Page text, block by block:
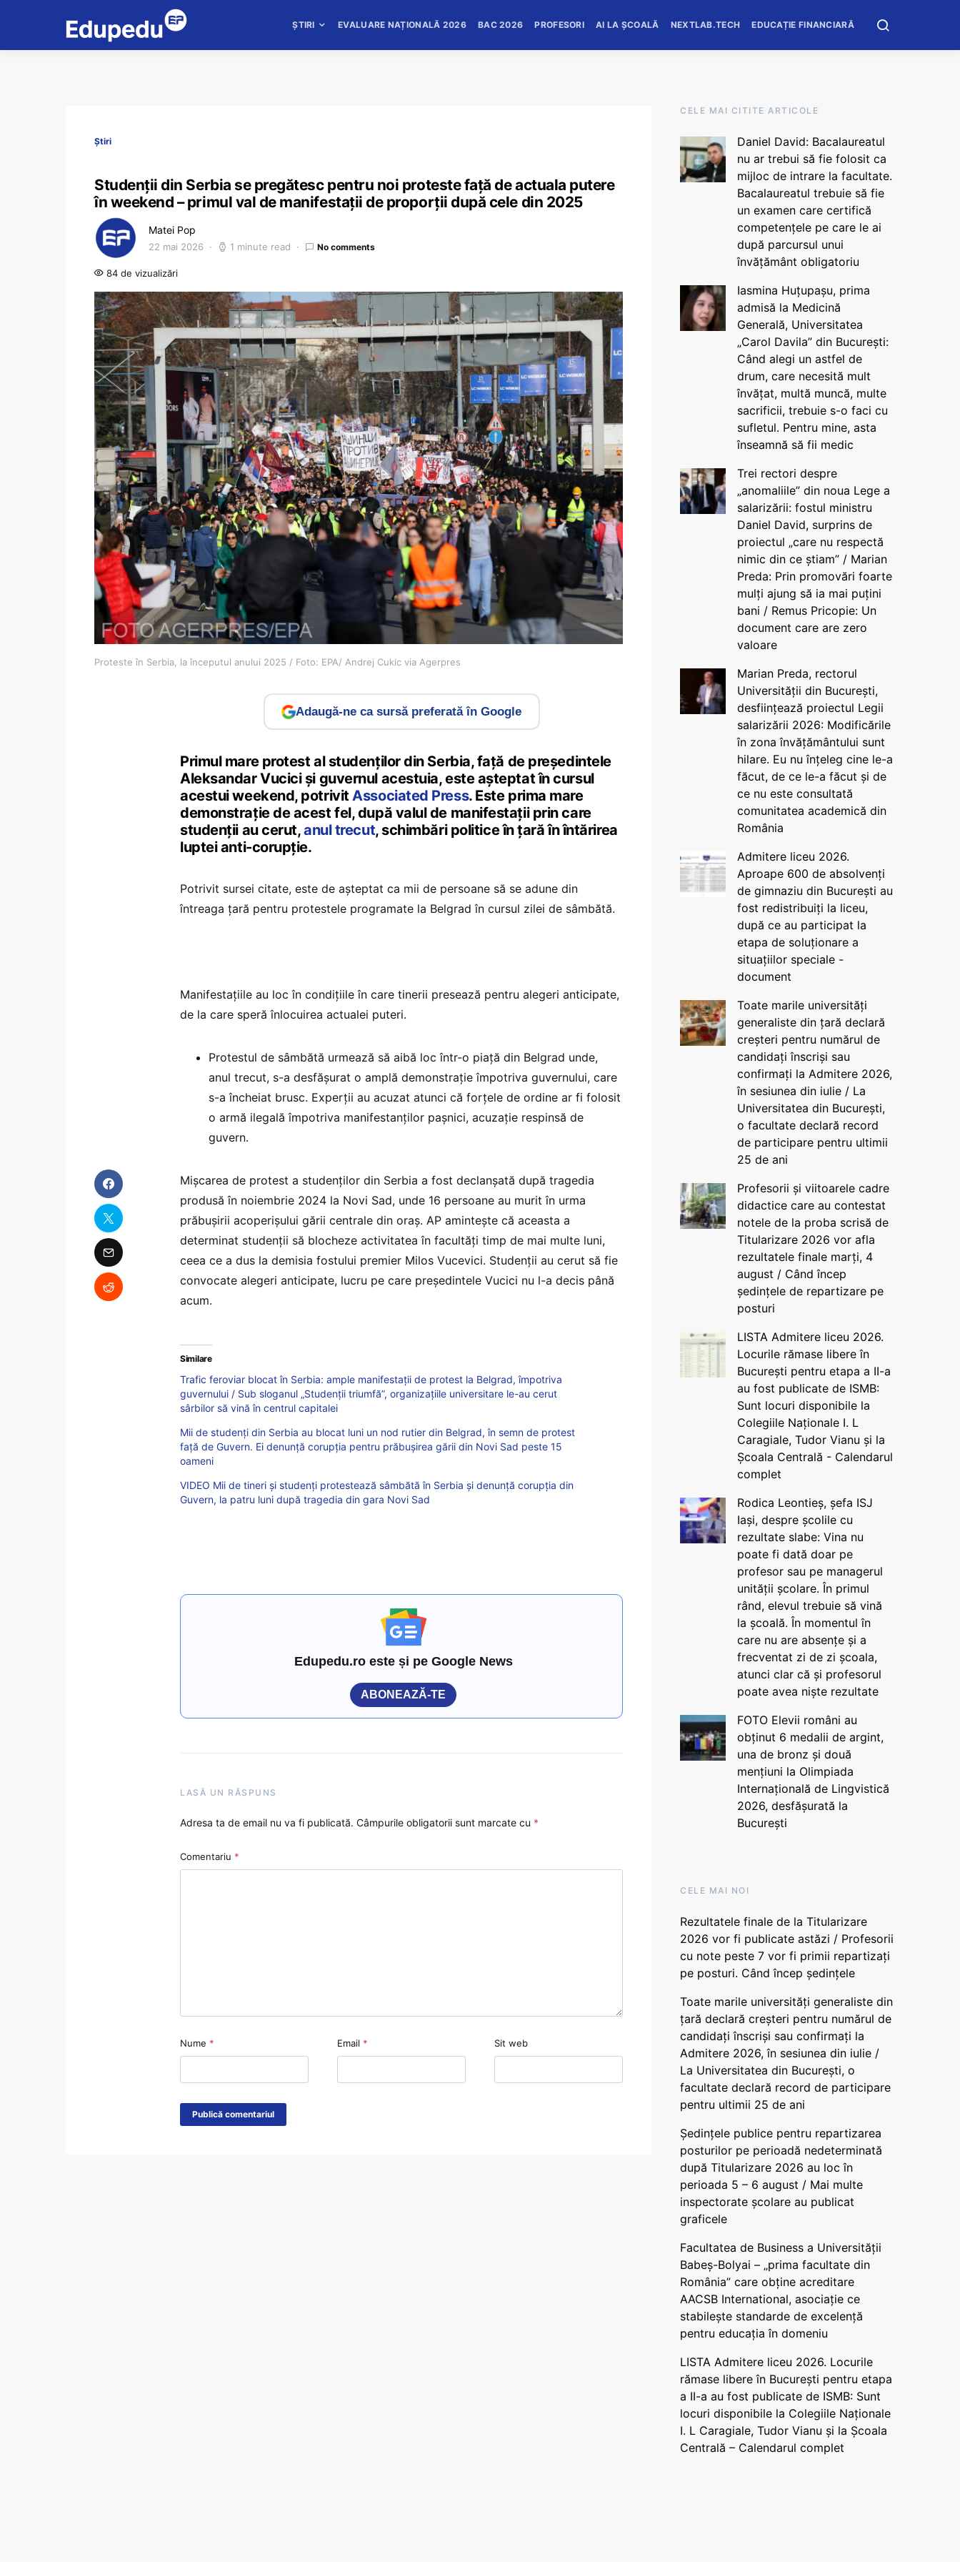
ȘTIRI EVALUARE NAȚIONALĂ 2026 BAC 2026 PROFESORI AI LA ȘCOALĂ NEXTLAB.TECH EDUCAȚIE FINANCIARĂ
Știri
Studenții din Serbia se pregătesc pentru noi proteste față de actuala putere
în weekend – primul val de manifestații de proporții după cele din 2025
Matei Pop
22 mai 2026 1 minute read No comments
84 de vizualizări
Proteste în Serbia, la începutul anului 2025 / Foto: EPA/ Andrej Cukic via Agerpres
Adaugă-ne ca sursă preferată în Google
Primul mare protest al studenților din Serbia, față de președintele
Aleksandar Vucici și guvernul acestuia, este așteptat în cursul
acestui weekend, potrivitAssociated Press. Este prima mare
demonstrație de acest fel, după valul de manifestații prin care
studenții au cerut,anul trecut, schimbări politice în țară în întărirea
luptei anti-corupție.
Potrivit sursei citate, este de așteptat ca mii de persoane să se adune din
întreaga țară pentru protestele programate la Belgrad în cursul zilei de sâmbătă.
Manifestațiile au loc în condițiile în care tinerii presează pentru alegeri anticipate,
de la care speră înlocuirea actualei puteri.
Protestul de sâmbătă urmează să aibă loc într-o piață din Belgrad unde,
anul trecut, s-a desfășurat o amplă demonstrație împotriva guvernului, care
s-a încheiat brusc. Experții au acuzat atunci că forțele de ordine ar fi folosit
o armă ilegală împotriva manifestanților pașnici, acuzație respinsă de
guvern.
Mișcarea de protest a studenților din Serbia a fost declanșată după tragedia
produsă în noiembrie 2024 la Novi Sad, unde 16 persoane au murit în urma
prăbușirii acoperișului gării centrale din oraș. AP amintește că aceasta a
determinat studenții să blocheze activitatea în facultăți timp de mai multe luni,
ceea ce a dus la demisia fostului premier Milos Vucevici. Studenții au cerut să fie
convocate alegeri anticipate, lucru pe care președintele Vucici nu l-a decis până
acum.
Similare
Trafic feroviar blocat în Serbia: ample manifestaţii de protest la Belgrad, împotriva
guvernului / Sub sloganul „Studenţii triumfă”, organizaţiile universitare le-au cerut
sârbilor să vină în centrul capitalei
Mii de studenți din Serbia au blocat luni un nod rutier din Belgrad, în semn de protest
față de Guvern. Ei denunță corupția pentru prăbușirea gării din Novi Sad peste 15
oameni
VIDEO Mii de tineri și studenți protestează sâmbătă în Serbia și denunță corupția din
Guvern, la patru luni după tragedia din gara Novi Sad
Edupedu.ro este și pe Google News
ABONEAZĂ-TE
LASĂ UN RĂSPUNS
Adresa ta de email nu va fi publicată. Câmpurile obligatorii sunt marcate cu *
Comentariu *
Nume * Email * Sit web
CELE MAI CITITE ARTICOLE
Daniel David: Bacalaureatul
nu ar trebui să fie folosit ca
mijloc de intrare la facultate.
Bacalaureatul trebuie să fie
un examen care certifică
competențele pe care le ai
după parcursul unui
învățământ obligatoriu
Iasmina Huțupașu, prima
admisă la Medicină
Generală, Universitatea
„Carol Davila” din București:
Când alegi un astfel de
drum, care necesită mult
învățat, multă muncă, multe
sacrificii, trebuie s-o faci cu
sufletul. Pentru mine, asta
înseamnă să fii medic
Trei rectori despre
„anomaliile” din noua Lege a
salarizării: fostul ministru
Daniel David, surprins de
proiectul „care nu respectă
nimic din ce știam” / Marian
Preda: Prin promovări foarte
mulți ajung să ia mai puțini
bani / Remus Pricopie: Un
document care are zero
valoare
Marian Preda, rectorul
Universității din București,
desființează proiectul Legii
salarizării 2026: Modificările
în zona învățământului sunt
hilare. Eu nu înțeleg cine le-a
făcut, de ce le-a făcut și de
ce nu este consultată
comunitatea academică din
România
Admitere liceu 2026.
Aproape 600 de absolvenți
de gimnaziu din București au
fost redistribuiți la liceu,
după ce au participat la
etapa de soluționare a
situațiilor speciale -
document
Toate marile universități
generaliste din țară declară
creșteri pentru numărul de
candidați înscriși sau
confirmați la Admitere 2026,
în sesiunea din iulie / La
Universitatea din București,
o facultate declară record
de participare pentru ultimii
25 de ani
Profesorii și viitoarele cadre
didactice care au contestat
notele de la proba scrisă de
Titularizare 2026 vor afla
rezultatele finale marți, 4
august / Când încep
ședințele de repartizare pe
posturi
LISTA Admitere liceu 2026.
Locurile rămase libere în
București pentru etapa a II-a
au fost publicate de ISMB:
Sunt locuri disponibile la
Colegiile Naționale I. L
Caragiale, Tudor Vianu și la
Școala Centrală - Calendarul
complet
Rodica Leontieș, șefa ISJ
Iași, despre școlile cu
rezultate slabe: Vina nu
poate fi dată doar pe
profesor sau pe managerul
unității școlare. În primul
rând, elevul trebuie să vină
la școală. În momentul în
care nu are absențe și a
frecventat zi de zi școala,
atunci clar că și profesorul
poate avea niște rezultate
FOTO Elevii români au
obținut 6 medalii de argint,
una de bronz și două
mențiuni la Olimpiada
Internațională de Lingvistică
2026, desfășurată la
București
CELE MAI NOI
Rezultatele finale de la Titularizare
2026 vor fi publicate astăzi / Profesorii
cu note peste 7 vor fi primii repartizați
pe posturi. Când încep ședințele
Toate marile universități generaliste din
țară declară creșteri pentru numărul de
candidați înscriși sau confirmați la
Admitere 2026, în sesiunea din iulie /
La Universitatea din București, o
facultate declară record de participare
pentru ultimii 25 de ani
Ședințele publice pentru repartizarea
posturilor pe perioadă nedeterminată
după Titularizare 2026 au loc în
perioada 5 – 6 august / Mai multe
inspectorate școlare au publicat
graficele
Facultatea de Business a Universității
Babeș-Bolyai – „prima facultate din
România” care obține acreditare
AACSB International, asociație ce
stabilește standarde de excelență
pentru educația în domeniu
LISTA Admitere liceu 2026. Locurile
rămase libere în București pentru etapa
a II-a au fost publicate de ISMB: Sunt
locuri disponibile la Colegiile Naționale
I. L Caragiale, Tudor Vianu și la Școala
Centrală – Calendarul complet